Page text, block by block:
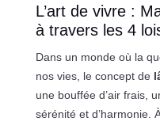
L’art de vivre :
à travers les 4
Dans un monde où la
nos vies, le concept de
une bouffée d’air frais,
sérénité et d’harmonie.